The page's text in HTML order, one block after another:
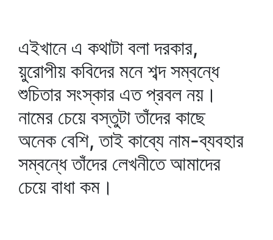
এইখানে এ কথাটা বলা দরকার,
য়ুরোপীয় কবিদের মনে শব্দ সম্বন্ধে
শুচিতার সংস্কার এত প্রবল নয়।
নামের চেয়ে বস্তুটা তাঁদের কাছে
অনেক বেশি, তাই কাব্যে নাম-ব্যবহার
সম্বন্ধে তাঁদের লেখনীতে আমাদের
চেয়ে বাধা কম।